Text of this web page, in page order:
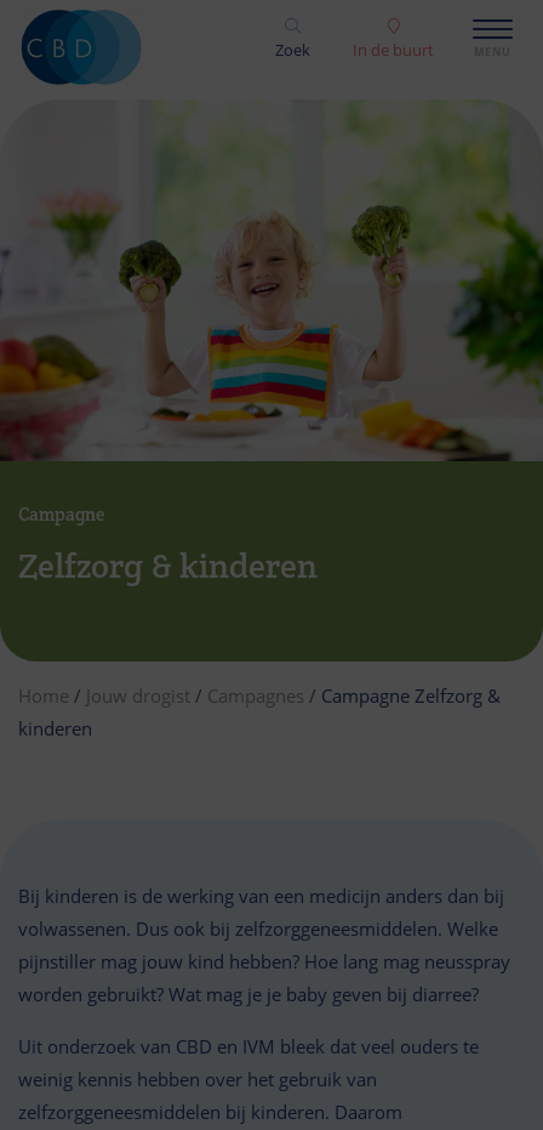
Zoek In de buurt
Campagne
Zelfzorg & kinderen
Home / Jouw drogist / Campagnes / Campagne Zelfzorg &
kinderen
Bij kinderen is de werking van een medicijn anders dan bij
volwassenen. Dus ook bij zelfzorggeneesmiddelen. Welke
pijnstiller mag jouw kind hebben? Hoe lang mag neusspray
worden gebruikt? Wat mag je je baby geven bij diarree?
Uit onderzoek van CBD en IVM bleek dat veel ouders te
weinig kennis hebben over het gebruik van
zelfzorggeneesmiddelen bij kinderen. Daarom